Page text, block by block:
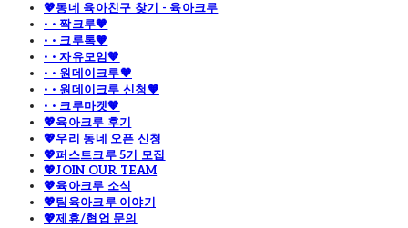
💖동네 육아친구 찾기 - 육아크루
· · 짝크루🧡
· · 크루톡🧡
· · 자유모임🧡
· · 원데이크루🧡
· · 원데이크루 신청🧡
· · 크루마켓🧡
💖육아크루 후기
💖우리 동네 오픈 신청
💖퍼스트크루 5기 모집
💖JOIN OUR TEAM
💖육아크루 소식
💖팀육아크루 이야기
💖제휴/협업 문의